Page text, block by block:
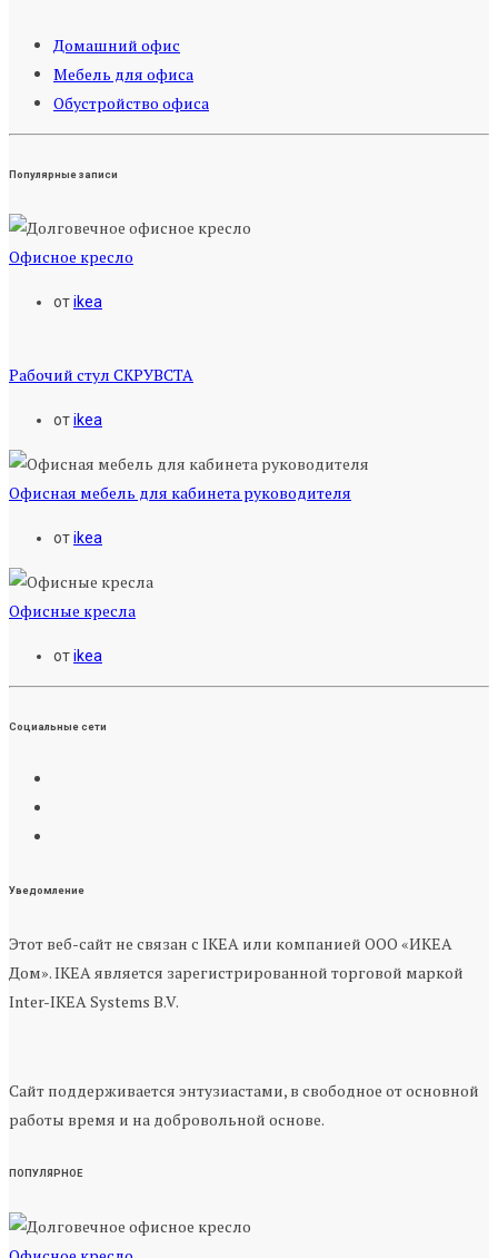
Домашний офис
Мебель для офиса
Обустройство офиса
Популярные записи
Офисное кресло
отikea
Рабочий стул СКРУВСТА
отikea
Офисная мебель для кабинета руководителя
отikea
Офисные кресла
отikea
Социальные сети
Уведомление
Этот веб-сайт не связан с IKEA или компанией ООО «ИКЕА
Дом». IKEA является зарегистрированной торговой маркой
Inter-IKEA Systems B.V.
Сайт поддерживается энтузиастами, в свободное от основной
работы время и на добровольной основе.
ПОПУЛЯРНОЕ